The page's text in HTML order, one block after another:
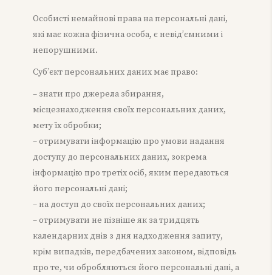
Особисті немайнові права на персональні дані,
які має кожна фізична особа, є невід’ємними і
непорушними.
Суб’єкт персональних даних має право:
– знати про джерела збирання,
місцезнаходження своїх персональних даних,
мету їх обробки;
– отримувати інформацію про умови надання
доступу до персональних даних, зокрема
інформацію про третіх осіб, яким передаються
його персональні дані;
– на доступ до своїх персональних даних;
– отримувати не пізніше як за тридцять
календарних днів з дня надходження запиту,
крім випадків, передбачених законом, відповідь
про те, чи обробляються його персональні дані, а